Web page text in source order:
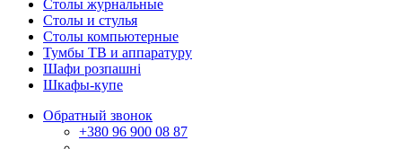
Столы журнальные
Столы и стулья
Столы компьютерные
Тумбы ТВ и аппаратуру
Шафи розпашні
Шкафы-купе
Обратный звонок
+380 96 900 08 87